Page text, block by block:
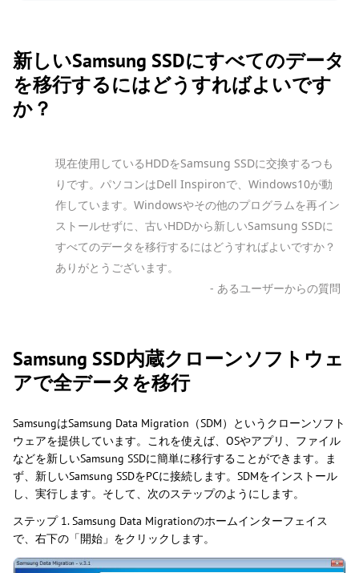
新しいSamsung SSDにすべてのデータ
を移行するにはどうすればよいです
か？
現在使用しているHDDをSamsung SSDに交換するつも
りです。パソコンはDell Inspironで、Windows10が動
作しています。Windowsやその他のプログラムを再イン
ストールせずに、古いHDDから新しいSamsung SSDに
すべてのデータを移行するにはどうすればよいですか？
ありがとうございます。
- あるユーザーからの質問
Samsung SSD内蔵クローンソフトウェ
アで全データを移行
SamsungはSamsung Data Migration（SDM）というクローンソフト
ウェアを提供しています。これを使えば、OSやアプリ、ファイル
などを新しいSamsung SSDに簡単に移行することができます。ま
ず、新しいSamsung SSDをPCに接続します。SDMをインストール
し、実行します。そして、次のステップのようにします。
ステップ 1. Samsung Data Migrationのホームインターフェイス
で、右下の「開始」をクリックします。